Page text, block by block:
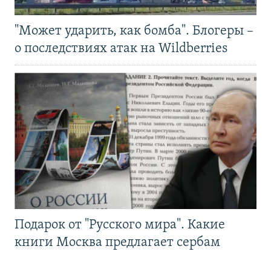
"Может ударить, как бомба". Блогеры –
о последствиях атак на Wildberries
Подарок от "Русского мира". Какие
книги Москва предлагает сербам